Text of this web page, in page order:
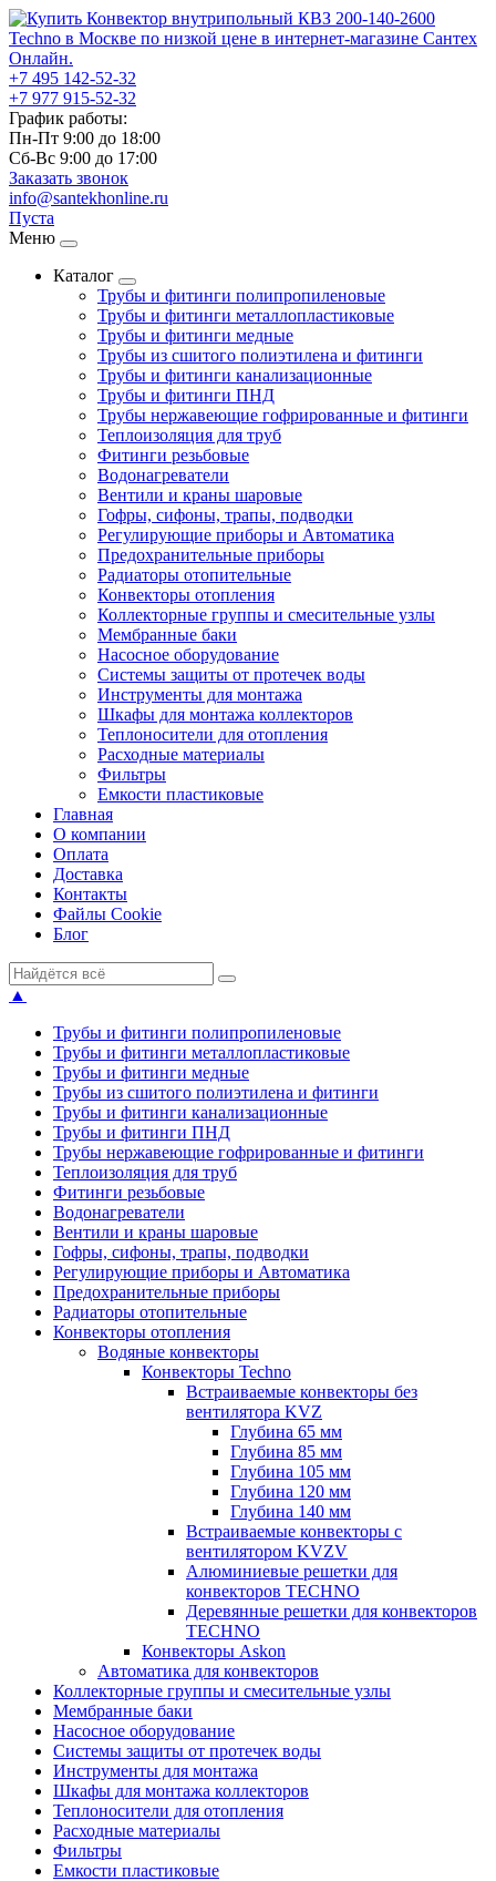
+7 495 142-52-32
+7 977 915-52-32
График работы:
Пн-Пт 9:00 до 18:00
Сб-Вс 9:00 до 17:00
Заказать звонок
info@santekhonline.ru
Пуста
Меню
Каталог
Трубы и фитинги полипропиленовые
Трубы и фитинги металлопластиковые
Трубы и фитинги медные
Трубы из сшитого полиэтилена и фитинги
Трубы и фитинги канализационные
Трубы и фитинги ПНД
Трубы нержавеющие гофрированные и фитинги
Теплоизоляция для труб
Фитинги резьбовые
Водонагреватели
Вентили и краны шаровые
Гофры, сифоны, трапы, подводки
Регулирующие приборы и Автоматика
Предохранительные приборы
Радиаторы отопительные
Конвекторы отопления
Коллекторные группы и смесительные узлы
Мембранные баки
Насосное оборудование
Системы защиты от протечек воды
Инструменты для монтажа
Шкафы для монтажа коллекторов
Теплоносители для отопления
Расходные материалы
Фильтры
Емкости пластиковые
Главная
О компании
Оплата
Доставка
Контакты
Файлы Cookie
Блог
▲
Трубы и фитинги полипропиленовые
Трубы и фитинги металлопластиковые
Трубы и фитинги медные
Трубы из сшитого полиэтилена и фитинги
Трубы и фитинги канализационные
Трубы и фитинги ПНД
Трубы нержавеющие гофрированные и фитинги
Теплоизоляция для труб
Фитинги резьбовые
Водонагреватели
Вентили и краны шаровые
Гофры, сифоны, трапы, подводки
Регулирующие приборы и Автоматика
Предохранительные приборы
Радиаторы отопительные
Конвекторы отопления
Водяные конвекторы
Конвекторы Techno
Встраиваемые конвекторы без
вентилятора KVZ
Глубина 65 мм
Глубина 85 мм
Глубина 105 мм
Глубина 120 мм
Глубина 140 мм
Встраиваемые конвекторы с
вентилятором KVZV
Алюминиевые решетки для
конвекторов TECHNO
Деревянные решетки для конвекторов
TECHNO
Конвекторы Askon
Автоматика для конвекторов
Коллекторные группы и смесительные узлы
Мембранные баки
Насосное оборудование
Системы защиты от протечек воды
Инструменты для монтажа
Шкафы для монтажа коллекторов
Теплоносители для отопления
Расходные материалы
Фильтры
Емкости пластиковые